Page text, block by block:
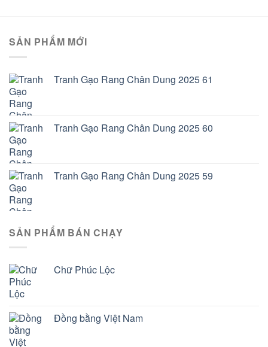
SẢN PHẨM MỚI
Tranh Gạo Rang Chân Dung 2025 61
Tranh Gạo Rang Chân Dung 2025 60
Tranh Gạo Rang Chân Dung 2025 59
SẢN PHẨM BÁN CHẠY
Chữ Phúc Lộc
Đồng bằng Việt Nam